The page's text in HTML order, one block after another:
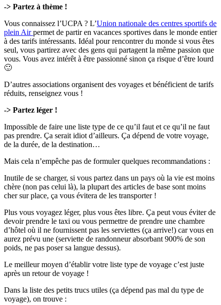
-> Partez à thème !
Vous connaissez l’UCPA ? L’Union nationale des centres sportifs de
plein Airpermet de partir en vacances sportives dans le monde entier
à des tarifs intéressants. Idéal pour rencontrer du monde si vous êtes
seul, vous partirez avec des gens qui partagent la même passion que
vous. Vous avez intérêt à être passionné sinon ça risque d’être lourd
🙂
D’autres associations organisent des voyages et bénéficient de tarifs
réduits, renseignez vous !
-> Partez léger !
Impossible de faire une liste type de ce qu’il faut et ce qu’il ne faut
pas prendre. Ça serait idiot d’ailleurs. Ça dépend de votre voyage,
de la durée, de la destination…
Mais cela n’empêche pas de formuler quelques recommandations :
Inutile de se charger, si vous partez dans un pays où la vie est moins
chère (non pas celui là), la plupart des articles de base sont moins
cher sur place, ça vous évitera de les transporter !
Plus vous voyagez léger, plus vous êtes libre. Ça peut vous éviter de
devoir prendre le taxi ou vous permettre de prendre une chambre
d’hôtel où il ne fournissent pas les serviettes (ça arrive!) car vous en
aurez prévu une (serviette de randonneur absorbant 900% de son
poids, ne pas poser sa langue dessus).
Le meilleur moyen d’établir votre liste type de voyage c’est juste
après un retour de voyage !
Dans la liste des petits trucs utiles (ça dépend pas mal du type de
voyage), on trouve :